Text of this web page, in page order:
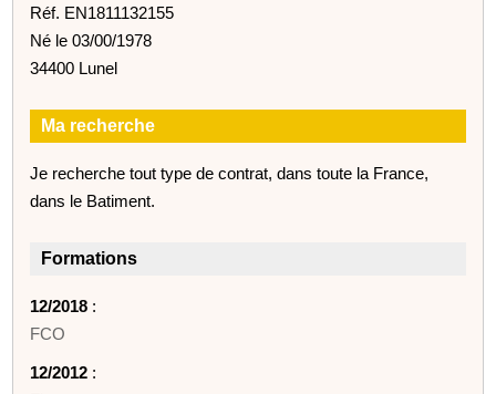
Réf. EN1811132155
Né le 03/00/1978
34400 Lunel
Ma recherche
Je recherche tout type de contrat, dans toute la France,
dans le Batiment.
Formations
12/2018 :
FCO
12/2012 :